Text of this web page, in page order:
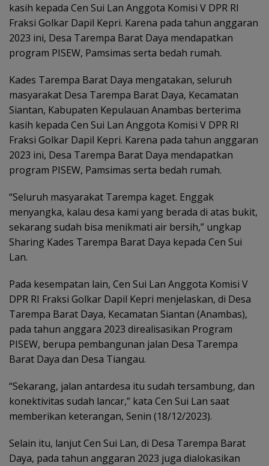
kasih kepada Cen Sui Lan Anggota Komisi V DPR RI
Fraksi Golkar Dapil Kepri. Karena pada tahun anggaran
2023 ini, Desa Tarempa Barat Daya mendapatkan
program PISEW, Pamsimas serta bedah rumah.
Kades Tarempa Barat Daya mengatakan, seluruh
masyarakat Desa Tarempa Barat Daya, Kecamatan
Siantan, Kabupaten Kepulauan Anambas berterima
kasih kepada Cen Sui Lan Anggota Komisi V DPR RI
Fraksi Golkar Dapil Kepri. Karena pada tahun anggaran
2023 ini, Desa Tarempa Barat Daya mendapatkan
program PISEW, Pamsimas serta bedah rumah.
“Seluruh masyarakat Tarempa kaget. Enggak
menyangka, kalau desa kami yang berada di atas bukit,
sekarang sudah bisa menikmati air bersih,” ungkap
Sharing Kades Tarempa Barat Daya kepada Cen Sui
Lan.
Pada kesempatan lain, Cen Sui Lan Anggota Komisi V
DPR RI Fraksi Golkar Dapil Kepri menjelaskan, di Desa
Tarempa Barat Daya, Kecamatan Siantan (Anambas),
pada tahun anggara 2023 direalisasikan Program
PISEW, berupa pembangunan jalan Desa Tarempa
Barat Daya dan Desa Tiangau.
“Sekarang, jalan antardesa itu sudah tersambung, dan
konektivitas sudah lancar,” kata Cen Sui Lan saat
memberikan keterangan, Senin (18/12/2023).
Selain itu, lanjut Cen Sui Lan, di Desa Tarempa Barat
Daya, pada tahun anggaran 2023 juga dialokasikan